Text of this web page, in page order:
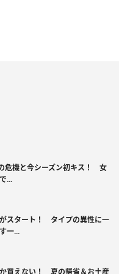
危機と今シーズン初キス！ 女
...
スタート！ タイプの異性に一
一...
買えない！ 夏の帰省＆お土産